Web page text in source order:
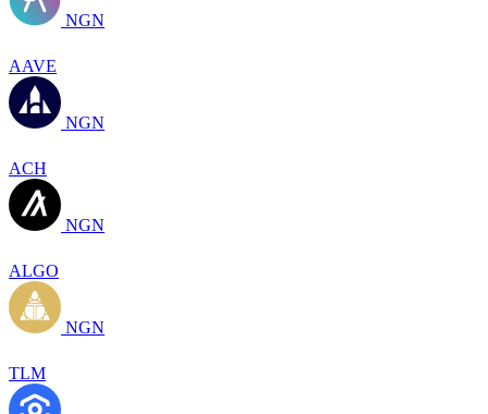
NGN
AAVE
NGN
ACH
NGN
ALGO
NGN
TLM